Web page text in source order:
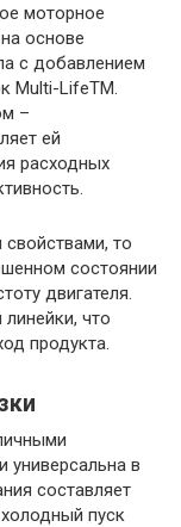
моторное
основе
с добавлением
Multi-LifeTM.
–
ей
расходных
то
состоянии
двигателя.
что
продукта.
универсальна в
составляет
пуск